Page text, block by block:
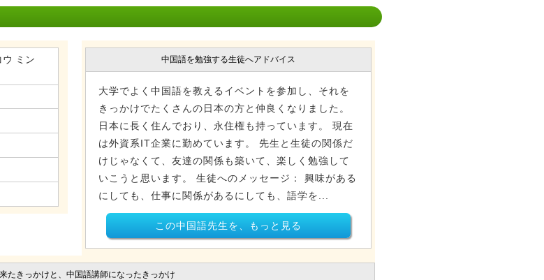
ミン 中国語を勉強する生徒へアドバイス
大学でよく中国語を教えるイベントを参加し、それを
きっかけでたくさんの日本の方と仲良くなりました。
日本に長く住んでおり、永住権も持っています。 現在
は外資系IT企業に勤めています。 先生と生徒の関係だ
けじゃなくて、友達の関係も築いて、楽しく勉強して
いこうと思います。 生徒へのメッセージ： 興味がある
にしても、仕事に関係があるにしても、語学を...
この中国語先生を、もっと見る
たきっかけと、中国語講師になったきっかけ